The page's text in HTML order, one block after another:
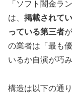
「ソフト闇金ラ
は、 掲載されて
っている第三者
の業者は「最も
いるか自演が巧
構造は以下の通り